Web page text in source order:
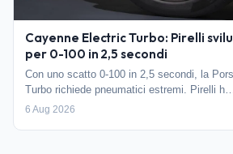
Cayenne Electric Turbo: Pirelli
per 0-100 in 2,5 secondi
Con uno scatto 0-100 in 2,5 secondi, la
Turbo richiede pneumatici estremi. Pirelli
6 Aug 2026